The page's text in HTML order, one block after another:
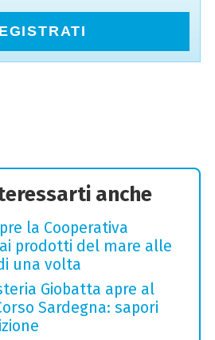
anche
la Cooperativa
prodotti del mare alle
una volta
Giobatta apre al
Sardegna: sapori